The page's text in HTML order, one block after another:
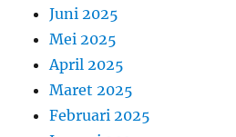
Juni 2025
Mei 2025
April 2025
Maret 2025
Februari 2025